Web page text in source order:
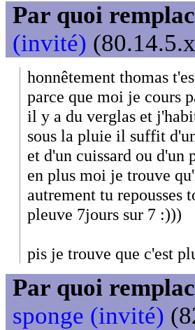
Par quoi
(invité)
honnêtement thomas
parce que moi je cours
il y a du verglas et
sous la pluie il suffit
et d'un cuissard ou d'un
en plus moi je trouve
autrement tu repousses
pleuve 7jours sur 7 :)))
pis je trouve que c'est
Par quoi
sponge (invité)